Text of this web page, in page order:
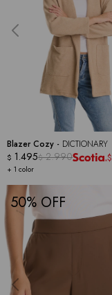
Blazer Cozy - DICTIONARY
+ 1 color
$ 1.495$ 2.990 $
50